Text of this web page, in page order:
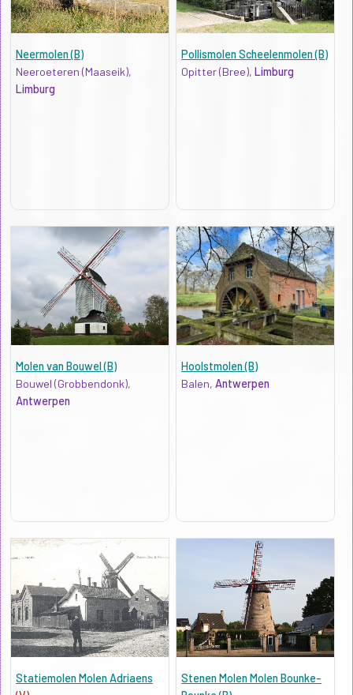
Neermolen (B)
Neeroeteren (Maaseik),
Limburg
Pollismolen Scheelenmolen (B)
Opitter (Bree),Limburg
Molen van Bouwel (B)
Bouwel (Grobbendonk),
Antwerpen
Hoolstmolen (B)
Balen,Antwerpen
Statiemolen Molen Adriaens
Stenen Molen Molen Bounke-